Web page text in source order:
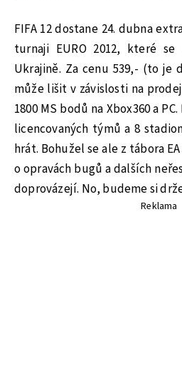
FIFA 12 dostane 24. dubna
turnaji EURO 2012, které
Ukrajině. Za cenu 539,- (to je
může lišit v závislosti na
1800 MS bodů na Xbox360 a
licencovaných týmů a 8
hrát. Bohužel se ale z tábora
o opravách bugů a dalších
doprovázejí. No, budeme si
Reklama